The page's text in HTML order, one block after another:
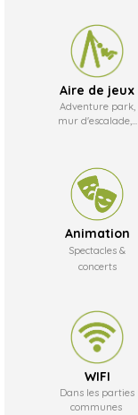
Aire de jeux
Adventure park,
mur d'escalade,...
Animation
Spectacles &
concerts
WIFI
Dans les parties
communes